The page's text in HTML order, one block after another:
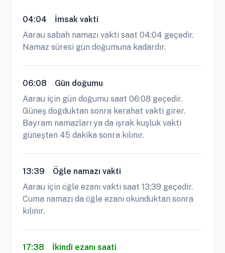
04:04
İmsak vakti
Aarau sabah namazı vakti saat 04:04 geçedir.
Namaz süresi gün doğumuna kadardır.
06:08
Gün doğumu
Aarau için gün doğumu saat 06:08 geçedir.
Güneş doğduktan sonra kerahat vakti girer.
Bayram namazları ya da işrak kuşluk vakti
güneşten 45 dakika sonra kılınır.
13:39
Öğle namazı vakti
Aarau için öğle ezanı vakti saat 13:39 geçedir.
Cuma namazı da öğle ezanı okunduktan sonra
kılınır.
17:38
İkindi ezanı saati